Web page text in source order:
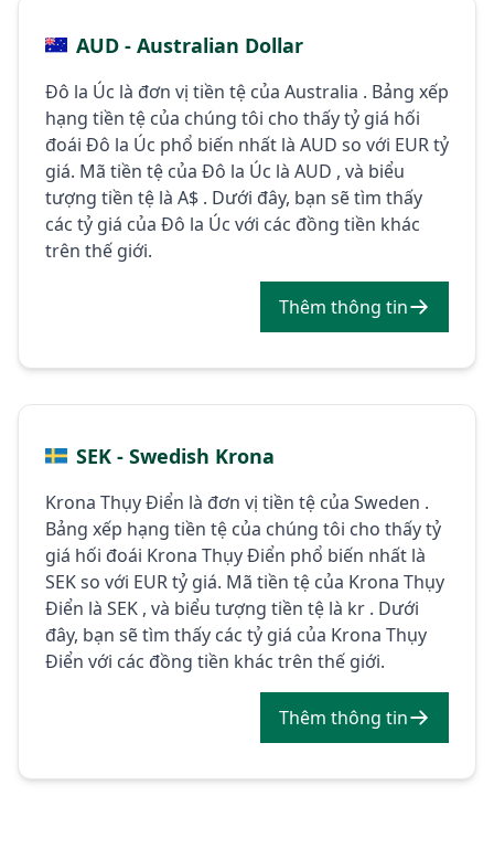
AUD - Australian Dollar
Đô la Úc là đơn vị tiền tệ của Australia . Bảng xếp
hạng tiền tệ của chúng tôi cho thấy tỷ giá hối
đoái Đô la Úc phổ biến nhất là AUD so với EUR tỷ
giá. Mã tiền tệ của Đô la Úc là AUD , và biểu
tượng tiền tệ là A$ . Dưới đây, bạn sẽ tìm thấy
các tỷ giá của Đô la Úc với các đồng tiền khác
trên thế giới.
Thêm thông tin
SEK - Swedish Krona
Krona Thụy Điển là đơn vị tiền tệ của Sweden .
Bảng xếp hạng tiền tệ của chúng tôi cho thấy tỷ
giá hối đoái Krona Thụy Điển phổ biến nhất là
SEK so với EUR tỷ giá. Mã tiền tệ của Krona Thụy
Điển là SEK , và biểu tượng tiền tệ là kr . Dưới
đây, bạn sẽ tìm thấy các tỷ giá của Krona Thụy
Điển với các đồng tiền khác trên thế giới.
Thêm thông tin